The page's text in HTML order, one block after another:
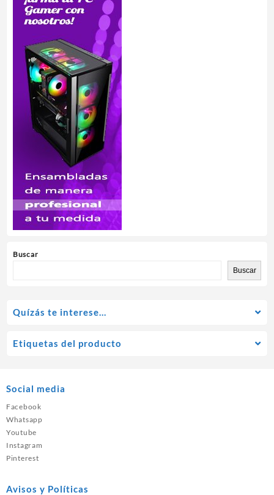
Buscar
Buscar
Quízás te interese…
Etiquetas del producto
Social media
Facebook
Whatsapp
Youtube
Instagram
Pinterest
Avisos y Políticas